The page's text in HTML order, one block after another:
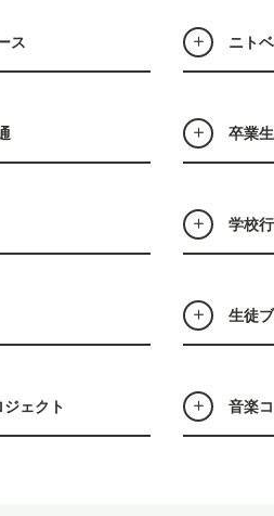
ス ニト
卒業
学校
生徒
ジェクト 音楽